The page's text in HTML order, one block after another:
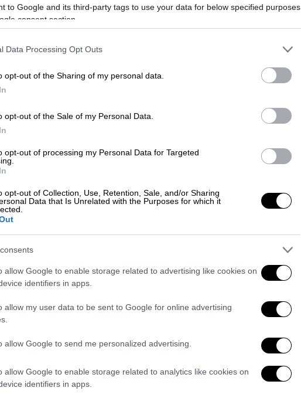
to Google and its third-party tags to use your data for below specified purposes
consent section.
Data Processing Opt Outs
opt-out of the Sharing of my personal data.
opt-out of the Sale of my Personal Data.
opt-out of processing my Personal Data for Targeted
opt-out of Collection, Use, Retention, Sale, and/or Sharing
Data that Is Unrelated with the Purposes for which it
allow Google to enable storage related to advertising like cookies on
identifiers in apps.
allow my user data to be sent to Google for online advertising
allow Google to send me personalized advertising.
allow Google to enable storage related to analytics like cookies on
identifiers in apps.
το ΕΘΝΟΣ στη Google
ο
και σπάνιο ταλέντο για τομπάσκετ
καθώς «έφυγε» μετά από μάχη που
μπόρεσε να κερδίσει. Ο λόγος για τον
26 του χρόνια.
έπαιξε σε δύο τελικούς του
Μία ασθένεια ωστόσο έβγαλε τέλος στην
μέχρι το τέλος, χωρίς να γκρινιάζει
Σάβνικ του Μαυροβουνίου.